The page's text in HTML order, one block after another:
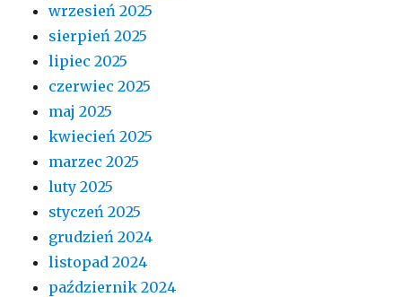
wrzesień 2025
sierpień 2025
lipiec 2025
czerwiec 2025
maj 2025
kwiecień 2025
marzec 2025
luty 2025
styczeń 2025
grudzień 2024
listopad 2024
październik 2024